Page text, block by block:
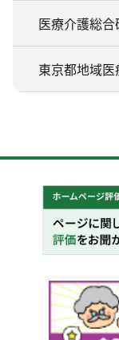
医療介護総
東京都地域